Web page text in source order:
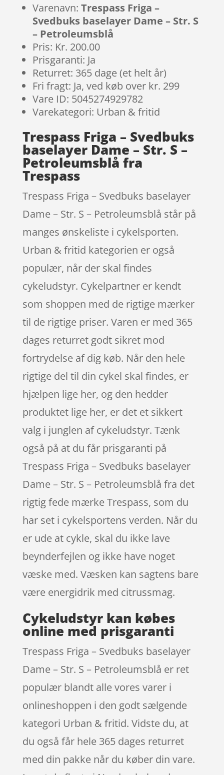
Varenavn: Trespass Friga –
Svedbuks baselayer Dame – Str. S
– Petroleumsblå
Pris: Kr. 200.00
Prisgaranti: Ja
Returret: 365 dage (et helt år)
Fri fragt: Ja, ved køb over kr. 299
Vare ID: 5045274929782
Varekategori: Urban & fritid
Trespass Friga – Svedbuks
baselayer Dame – Str. S –
Petroleumsblå fra
Trespass
Trespass Friga – Svedbuks baselayer
Dame – Str. S – Petroleumsblå står på
manges ønskeliste i cykelsporten.
Urban & fritid kategorien er også
populær, når der skal findes
cykeludstyr. Cykelpartner er kendt
som shoppen med de rigtige mærker
til de rigtige priser. Varen er med 365
dages returret godt sikret mod
fortrydelse af dig køb. Når den hele
rigtige del til din cykel skal findes, er
hjælpen lige her, og den hedder
produktet lige her, er det et sikkert
valg i junglen af cykeludstyr. Tænk
også på at du får prisgaranti på
Trespass Friga – Svedbuks baselayer
Dame – Str. S – Petroleumsblå fra det
rigtig fede mærke Trespass, som du
har set i cykelsportens verden. Når du
er ude at cykle, skal du ikke lave
beynderfejlen og ikke have noget
væske med. Væsken kan sagtens bare
være energidrik med citrussmag.
Cykeludstyr kan købes
online med prisgaranti
Trespass Friga – Svedbuks baselayer
Dame – Str. S – Petroleumsblå er ret
populær blandt alle vores varer i
onlineshoppen i den godt sælgende
kategori Urban & fritid. Vidste du, at
du også får hele 365 dages returret
med din pakke når du køber din vare.